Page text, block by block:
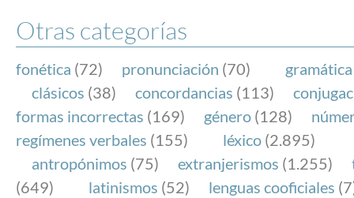
NOTICIAS
SOBRE LA FUNDÉURAE
FundéuRAE es una fundación patrocinada por la
y la Real Academia Española, cuyo objetivo es
el buen uso del español en los medios de
Internet.
Otras categorías
fonética (72) pronunciación (70) gramática
clásicos (38) concordancias (113)
formas incorrectas (169) género (128)
regímenes verbales (155) léxico (2.895)
antropónimos (75) extranjerismos (1.255)
(649)
latinismos (52) lenguas cooficiales